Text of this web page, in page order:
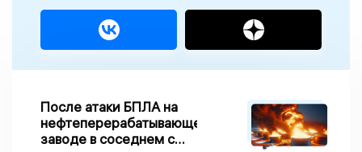
После атаки БПЛА на
нефтеперерабатывающем
заводе в соседнем с